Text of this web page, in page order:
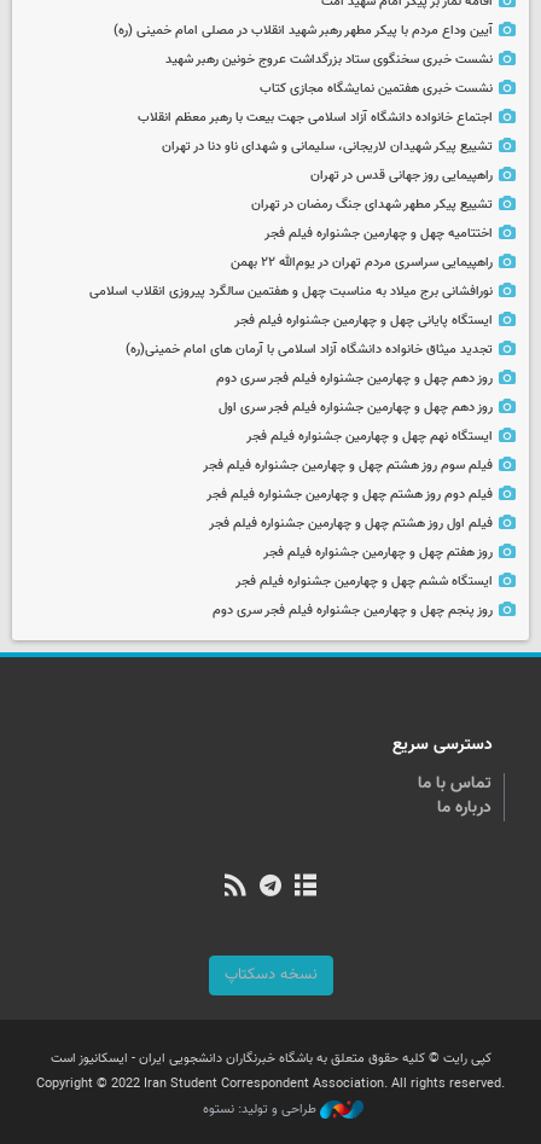
آیین وداع مردم با پیکر مطهر رهبر شهید انقلاب در مصلی امام خمینی (ره)
نشست خبری سخنگوی ستاد بزرگداشت عروج خونین رهبر شهید
نشست خبری هفتمین نمایشگاه مجازی کتاب
اجتماع خانواده دانشگاه آزاد اسلامی جهت بیعت با رهبر معظم انقلاب
تشییع پیکر شهیدان لاریجانی، سلیمانی و شهدای ناو دنا در تهران
راهپیمایی روز جهانی قدس در تهران
تشییع پیکر مطهر شهدای جنگ رمضان در تهران
اختتامیه چهل و چهارمین جشنواره فیلم فجر
راهپیمایی سراسری مردم تهران در یوم‌الله ۲۲ بهمن
نورافشانی برج میلاد به مناسبت چهل‌ و هفتمین سالگرد پیروزی انقلاب اسلامی
ایستگاه پایانی چهل و چهارمین جشنواره فیلم فجر
تجدید میثاق خانواده دانشگاه آزاد اسلامی با آرمان های امام خمینی(ره)
روز دهم چهل و چهارمین جشنواره فیلم فجر سری دوم
روز دهم چهل و چهارمین جشنواره فیلم فجر سری اول
ایستگاه نهم چهل و چهارمین جشنواره فیلم فجر
فیلم سوم روز هشتم چهل و چهارمین جشنواره فیلم فجر
فیلم دوم روز هشتم چهل و چهارمین جشنواره فیلم فجر
فیلم اول روز هشتم چهل و چهارمین جشنواره فیلم فجر
روز هفتم چهل و چهارمین جشنواره فیلم فجر
ایستگاه ششم چهل و چهارمین جشنواره فیلم فجر
روز پنجم چهل و چهارمین جشنواره فیلم فجر سری دوم
دسترسی سریع
تماس با ما
درباره ما
نسخه دسکتاپ
کپی رایت © کلیه حقوق متعلق به باشگاه خبرنگاران دانشجویی ایران - ایسکانیوز است
Copyright © 2022 Iran Student Correspondent Association. All rights reserved.
طراحی و تولید: نستوه